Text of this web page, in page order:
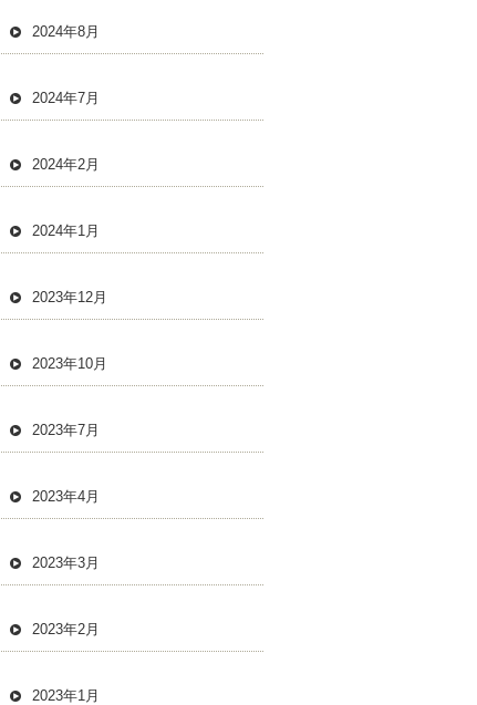
2024年8月
2024年7月
2024年2月
2024年1月
2023年12月
2023年10月
2023年7月
2023年4月
2023年3月
2023年2月
2023年1月